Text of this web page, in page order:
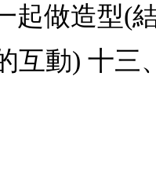
起做造型(
互動) 十三